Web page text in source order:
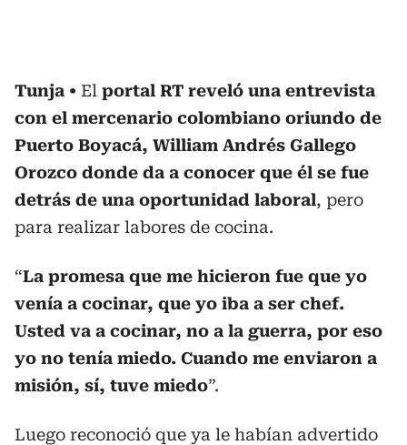
Tunja El portal RT reveló una entrevista
con el mercenario colombiano oriundo de
Puerto Boyacá, William Andrés Gallego
Orozco donde da a conocer que él se fue
detrás de una oportunidad laboral, pero
para realizar labores de cocina.
“La promesa que me hicieron fue que yo
venía a cocinar, que yo iba a ser chef.
Usted va a cocinar, no a la guerra, por eso
yo no tenía miedo. Cuando me enviaron a
misión, sí, tuve miedo”.
Luego reconoció que ya le habían advertido